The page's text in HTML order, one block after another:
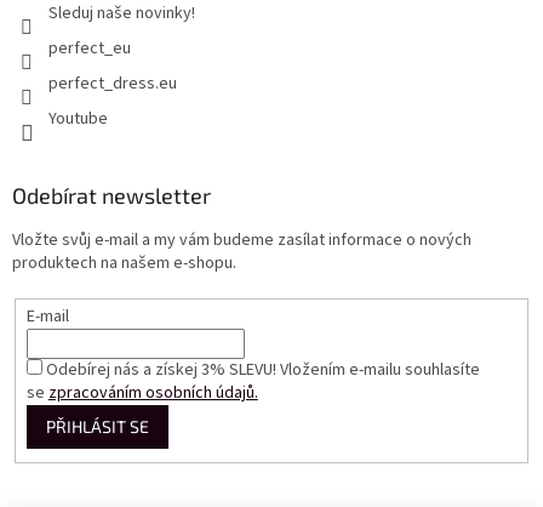
Sleduj naše novinky!
perfect_eu
perfect_dress.eu
Youtube
Odebírat newsletter
Vložte svůj e-mail a my vám budeme zasílat informace o nových
produktech na našem e-shopu.
E-mail
Odebírej nás a získej 3% SLEVU! Vložením e-mailu souhlasíte
sezpracováním osobních údajů.
PŘIHLÁSIT SE